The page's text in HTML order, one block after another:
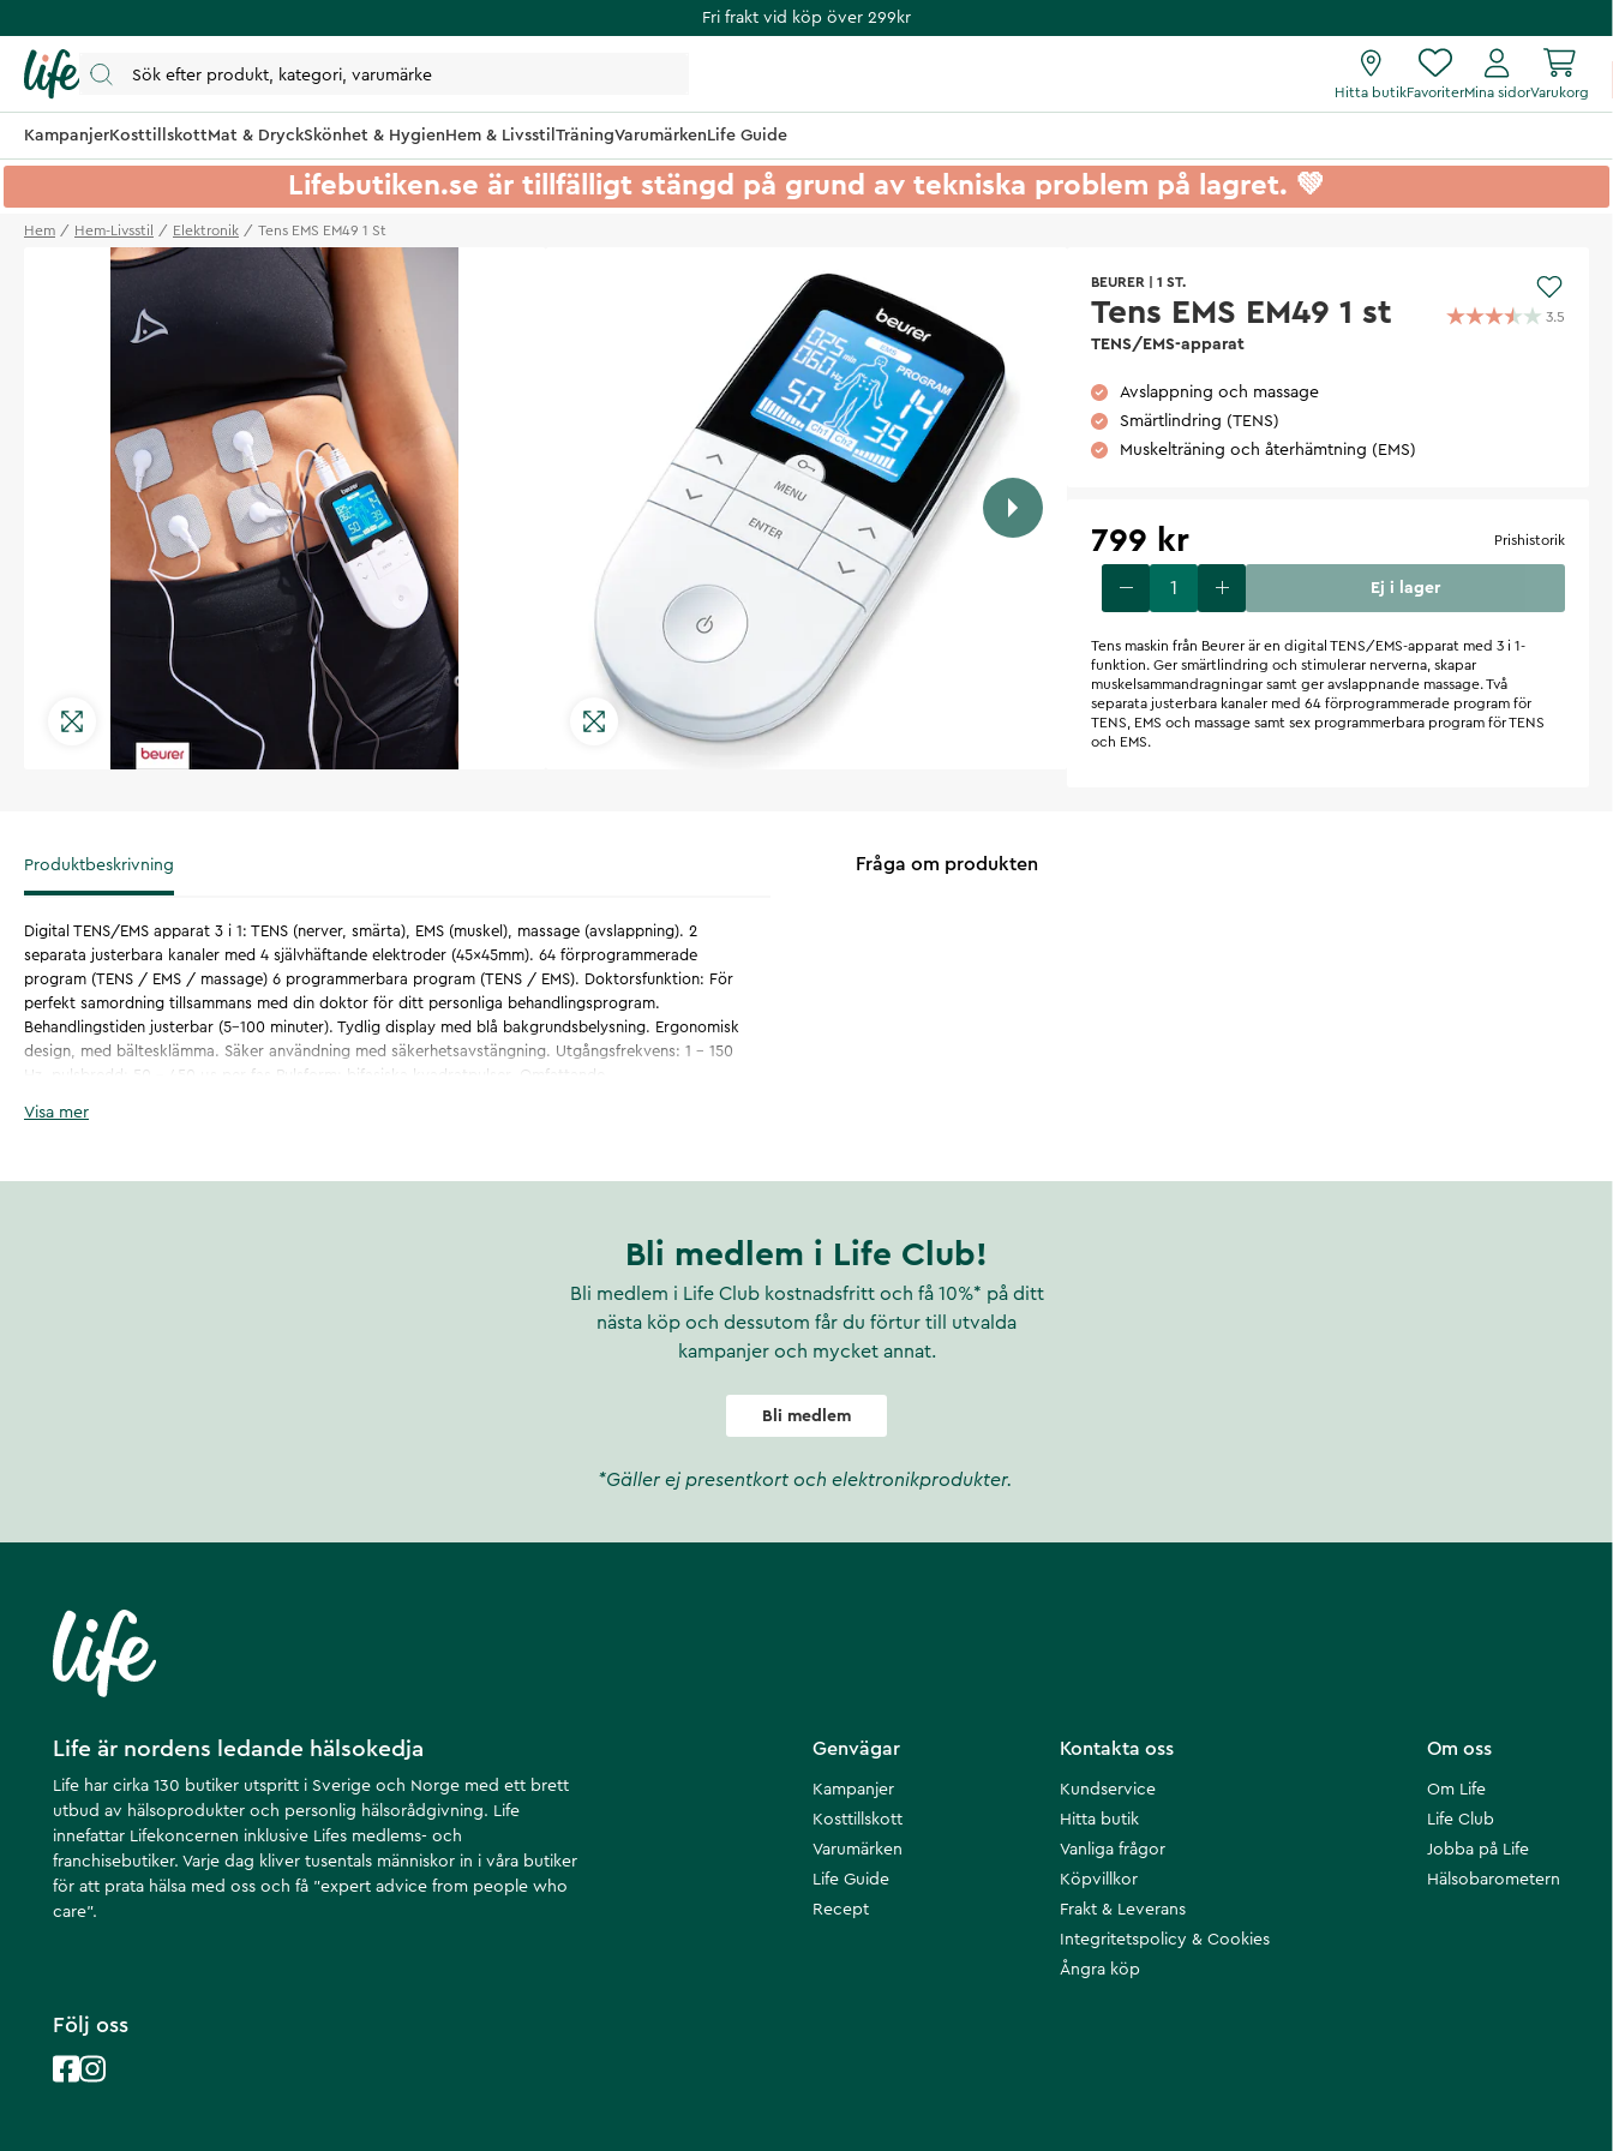
Fri frakt vid köp över 299kr
Hitta butikFavoriterMina sidorVarukorg
KampanjerKosttillskottMat & DryckSkönhet & HygienHem & Livsstil TräningVarumärkenLife Guide
Lifebutiken.se är tillfälligt stängd på grund av tekniska problem på lagret. 💚
Hem Hem-Livsstil Elektronik Tens EMS EM49 1 St
BEURER 1 ST.
Tens EMS EM49 1 st
TENS/EMS-apparat
3.5
Avslappning och massage
Smärtlindring (TENS)
Muskelträning och återhämtning (EMS)
799 kr Prishistorik
Ej i lager
Tens maskin från Beurer är en digital TENS/EMS-apparat med 3 i 1-
funktion. Ger smärtlindring och stimulerar nerverna, skapar
muskelsammandragningar samt ger avslappnande massage. Två
separata justerbara kanaler med 64 förprogrammerade program för
TENS, EMS och massage samt sex programmerbara program för TENS
och EMS.
Produktbeskrivning
Digital TENS/EMS apparat 3 i 1: TENS (nerver, smärta), EMS (muskel), massage (avslappning). 2
separata justerbara kanaler med 4 självhäftande elektroder (45x45mm). 64 förprogrammerade
program (TENS / EMS / massage) 6 programmerbara program (TENS / EMS). Doktorsfunktion: För
perfekt samordning tillsammans med din doktor för ditt personliga behandlingsprogram.
Behandlingstiden justerbar (5-100 minuter). Tydlig display med blå bakgrundsbelysning. Ergonomisk
design, med bältesklämma. Säker användning med säkerhetsavstängning. Utgångsfrekvens: 1 - 150
Hz, pulsbredd: 50 - 450 μs per fas Pulsform: bifasiska kvadratpulser. Omfattande
Visa mer
Fråga om produkten
Bli medlem i Life Club!
Bli medlem i Life Club kostnadsfritt och få 10%* på ditt
nästa köp och dessutom får du förtur till utvalda
kampanjer och mycket annat.
Bli medlem
*Gäller ej presentkort och elektronikprodukter.
Life är nordens ledande hälsokedja
Life har cirka 130 butiker utspritt i Sverige och Norge med ett brett
utbud av hälsoprodukter och personlig hälsorådgivning. Life
innefattar Lifekoncernen inklusive Lifes medlems- och
franchisebutiker. Varje dag kliver tusentals människor in i våra butiker
för att prata hälsa med oss och få ”expert advice from people who
care”.
Om oss
Om Life
Life Club
Jobba på Life
Hälsobarometern
Kontakta oss
Kundservice
Hitta butik
Vanliga frågor
Köpvillkor
Frakt & Leverans
Integritetspolicy & Cookies
Ångra köp
Genvägar
Kampanjer
Kosttillskott
Varumärken
Life Guide
Recept
Följ oss